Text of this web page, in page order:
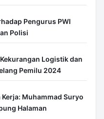
Pengurus PWI
Polisi
Logistik dan
Pemilu 2024
Muhammad Suryo
Halaman